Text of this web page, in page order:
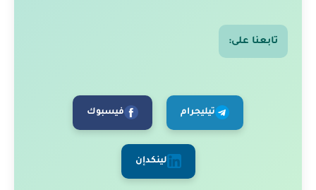
تابعنا على:
تيليجرام فيسبوك
لينكدإن